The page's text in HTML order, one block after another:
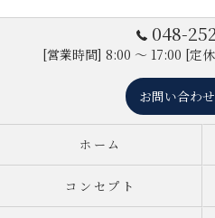
048-
[営業時間] 8:00 ～ 17:00 [定
お問い合わ
ホーム
コンセプト